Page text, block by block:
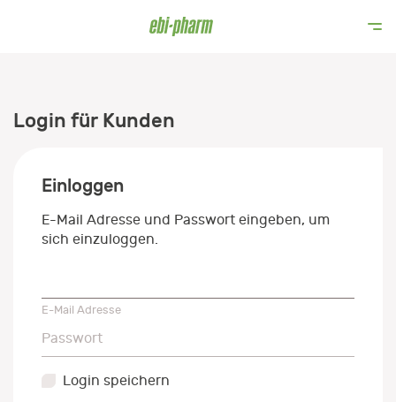
Login für Kunden
Einloggen
E-Mail Adresse und Passwort eingeben, um
sich einzuloggen.
E-Mail Adresse
Passwort
Passwort
Login speichern